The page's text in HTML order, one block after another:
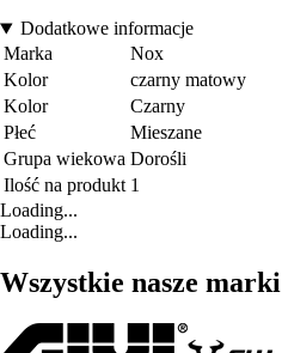
Dodatkowe informacje
Marka
Nox
Kolor
czarny matowy
Kolor
Czarny
Płeć
Mieszane
Grupa wiekowa Dorośli
Ilość na produkt 1
Loading...
Loading...
Wszystkie nasze marki